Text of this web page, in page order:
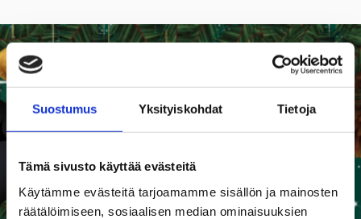
Suostumus Yksityiskohdat Tietoja
Tämä sivusto käyttää evästeitä
Käytämme evästeitä tarjoamamme sisällön ja mainosten
räätälöimiseen, sosiaalisen median ominaisuuksien
Sytytä valo pimeyteen, kosketa kortilla!